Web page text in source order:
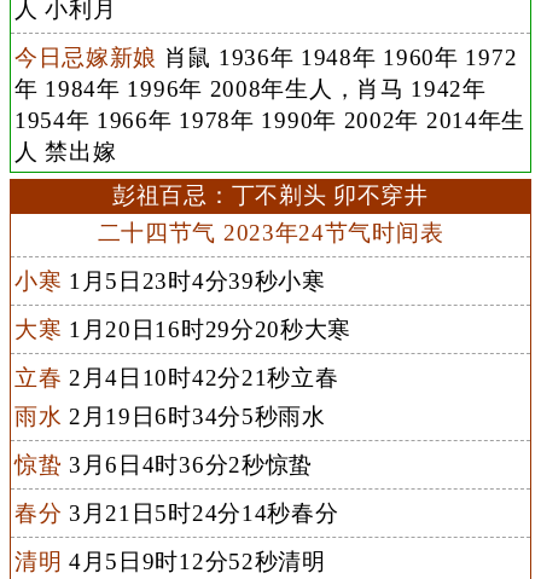
人 小利月
今日忌嫁新娘 肖鼠 1936年 1948年 1960年 1972
年 1984年 1996年 2008年生人，肖马 1942年
1954年 1966年 1978年 1990年 2002年 2014年生
人 禁出嫁
彭祖百忌：丁不剃头 卯不穿井
二十四节气 2023年24节气时间表
小寒 1月5日23时4分39秒小寒
大寒 1月20日16时29分20秒大寒
立春 2月4日10时42分21秒立春
雨水 2月19日6时34分5秒雨水
惊蛰 3月6日4时36分2秒惊蛰
春分 3月21日5时24分14秒春分
清明 4月5日9时12分52秒清明